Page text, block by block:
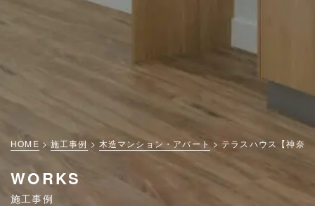
HOME 施工事例 木造マンション・アパート テラスハウス【神奈
WORKS
施工事例